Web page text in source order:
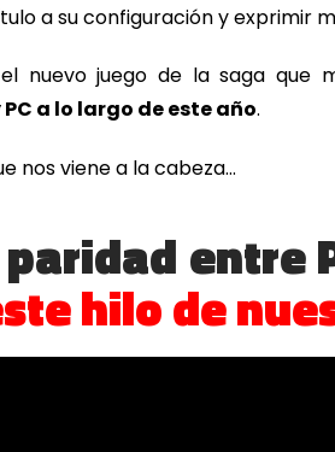
a su configuración y exprimir
nuevo juego de la saga que
PC a lo largo de este año.
nos viene a la cabeza…
entre
hilo de